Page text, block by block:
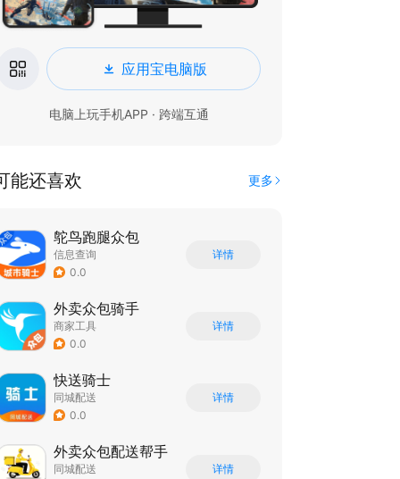
应用宝电脑版
电脑上玩手机APP · 跨端互通
能还喜欢 更多
鸵鸟跑腿众包
信息查询
0.0
详情
外卖众包骑手
商家工具
0.0
详情
快送骑士
同城配送
0.0
详情
外卖众包配送帮手
同城配送
详情